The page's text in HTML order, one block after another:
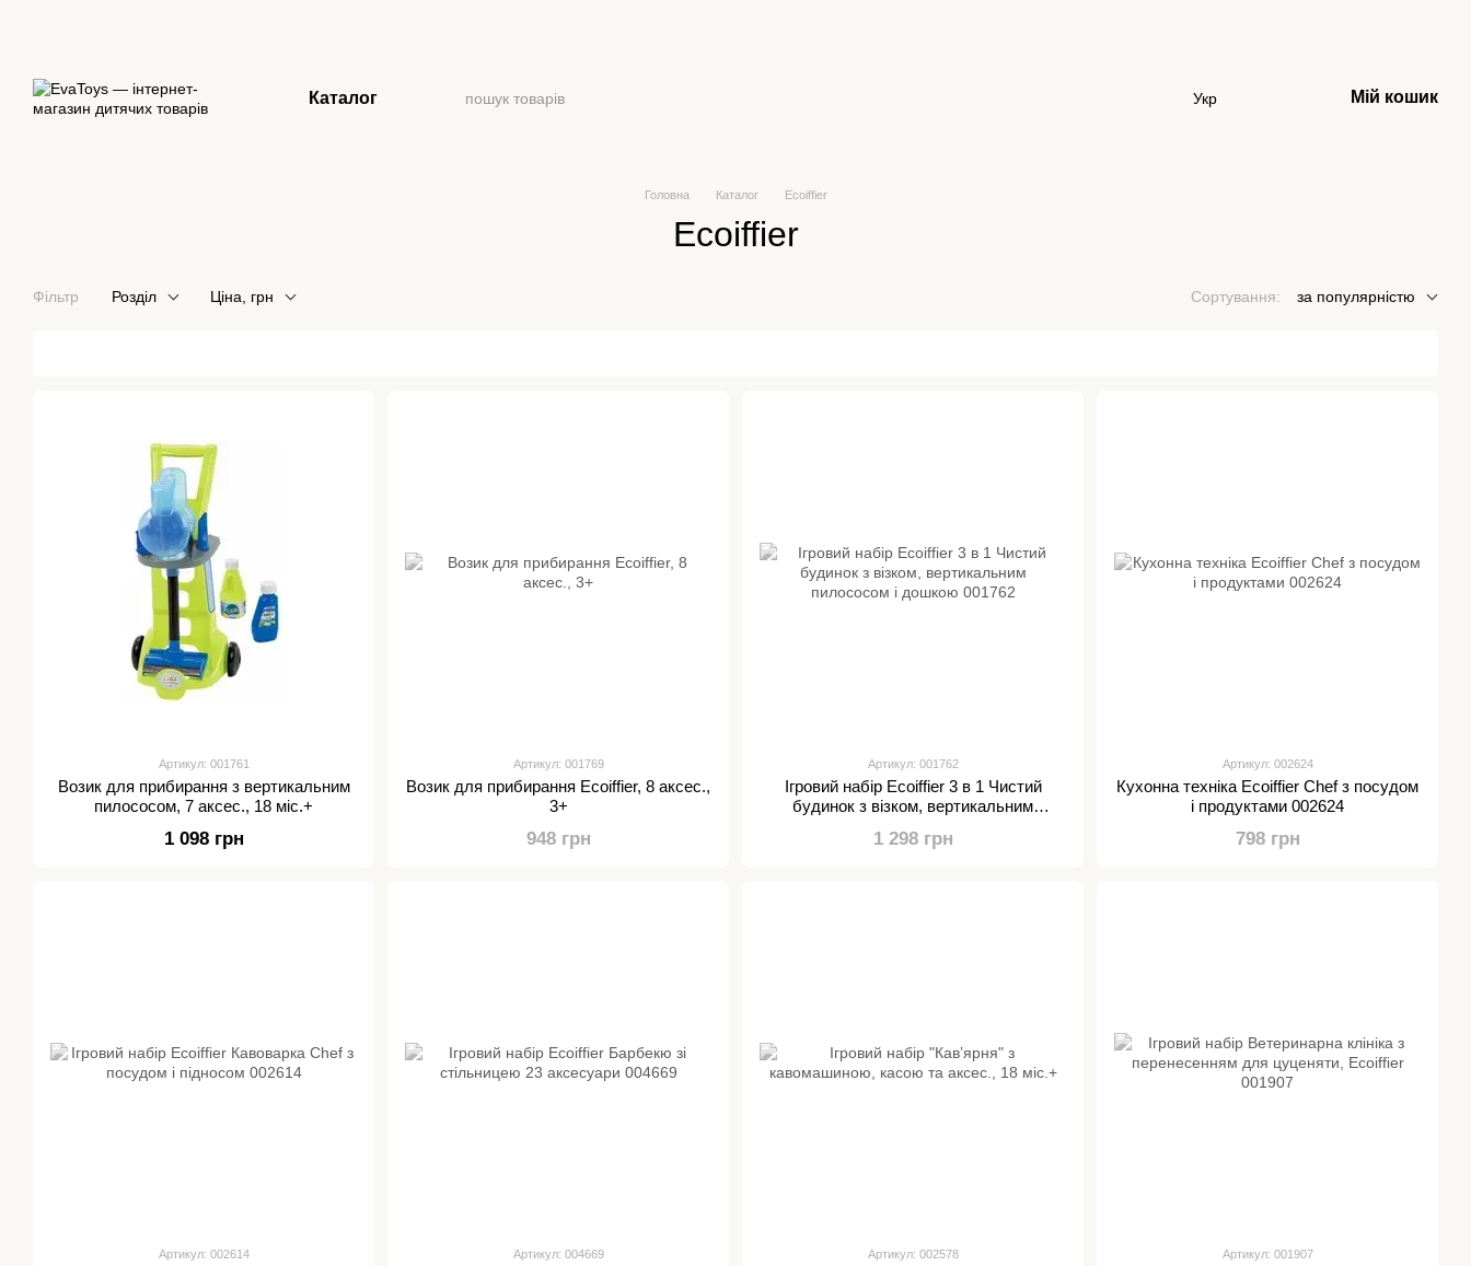
Каталог Укр Мій кошик
Головна Каталог Ecoiffier
Ecoiffier
Фільтр Розділ Ціна, грн Сортування: за популярністю
Артикул: 001761
Возик для прибирання з вертикальним
пилососом, 7 аксес., 18 міс.+
1 098 грн
Артикул: 001769
Возик для прибирання Ecoiffier, 8 аксес.,
3+
948 грн
Артикул: 001762
Ігровий набір Ecoiffier 3 в 1 Чистий
будинок з візком, вертикальним
1 298 грн
Артикул: 002624
Кухонна техніка Ecoiffier Chef з посудом
і продуктами 002624
798 грн
Артикул: 002614 Артикул: 004669 Артикул: 002578 Артикул: 001907